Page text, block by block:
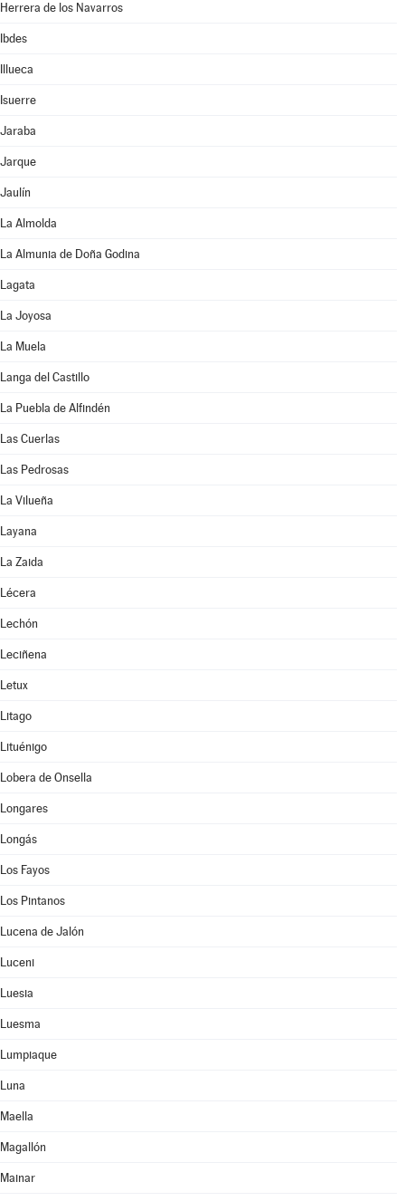
Herrera de los Navarros
Ibdes
Illueca
Isuerre
Jaraba
Jarque
Jaulín
La Almolda
La Almunia de Doña Godina
Lagata
La Joyosa
La Muela
Langa del Castillo
La Puebla de Alfindén
Las Cuerlas
Las Pedrosas
La Vilueña
Layana
La Zaida
Lécera
Lechón
Leciñena
Letux
Litago
Lituénigo
Lobera de Onsella
Longares
Longás
Los Fayos
Los Pintanos
Lucena de Jalón
Luceni
Luesia
Luesma
Lumpiaque
Luna
Maella
Magallón
Mainar